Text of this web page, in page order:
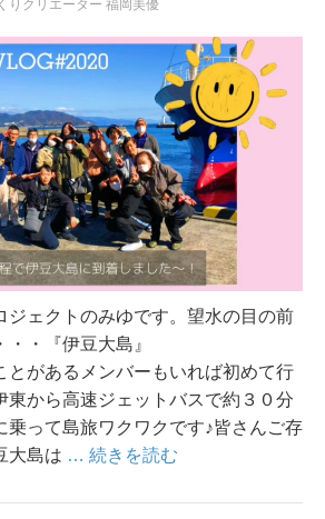
りクリエーター 福岡美優
ジェクトのみゆです。望水の目の前
・『伊豆大島』
とがあるメンバーもいれば初めて行
東から高速ジェットバスで約３０分
乗って島旅ワクワクです♪皆さんご存
大島は … 続きを読む